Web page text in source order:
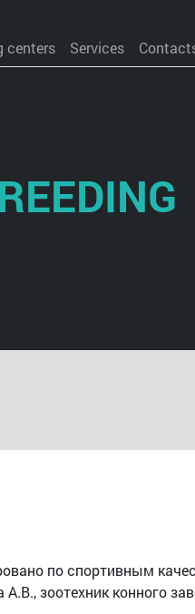
centers Services
по спортивным
зоотехник конного